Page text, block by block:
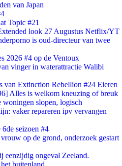
van Japan
Topic #21
look 27 Augustus Netflix/YT
is oud-directeur van twee
2026 #4 op de Ventoux
vinger in waterattractie Walibi
van Extinction Rebellion #24 Eieren
Alles is welkom kneuzing of breuk
slopen, logisch
vaker repareren ipv vervangen
seizoen #4
op de grond, onderzoek gestart
eenzijdig ongeval Zeeland.
buitenland